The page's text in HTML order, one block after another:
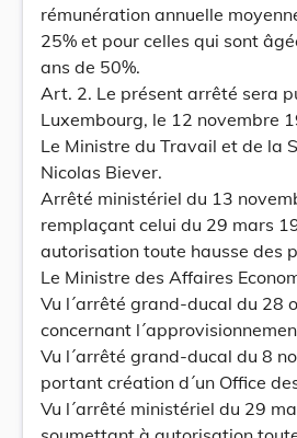
rémunération annuelle
25% et pour celles qui sont
ans de 50%.
Art. 2. Le présent arrêté sera
Luxembourg, le 12 novembre
Le Ministre du Travail et de la
Nicolas Biever.
Arrêté ministériel du 13
remplaçant celui du 29 mars
autorisation toute hausse des
Le Ministre des Affaires
Vu l´arrêté grand-ducal du 28
concernant
Vu l´arrêté grand-ducal du 8
portant création d´un Office
Vu l´arrêté ministériel du 29